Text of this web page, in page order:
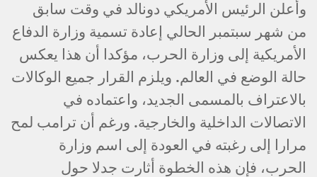
وأعلن الرئيس الأمريكي دونالد في وقت سابق
من شهر سبتمبر الحالي إعادة تسمية وزارة الدفاع
الأمريكية إلى وزارة الحرب، مؤكدا أن هذا يعكس
حالة الوضع في العالم. ويلزم القرار جميع الوكالات
بالاعتراف بالمسمى الجديد، واعتماده في
الاتصالات الداخلية والخارجية. ورغم أن ترامب لمح
مرارا إلى رغبته في العودة إلى اسم وزارة
الحرب، فإن هذه الخطوة أثارت جدلا حول